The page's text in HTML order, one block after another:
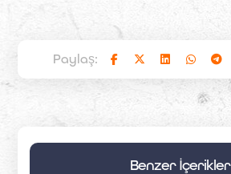
Benzer İçerikler